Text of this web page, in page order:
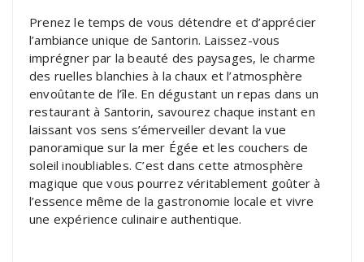
Prenez le temps de vous détendre et d’apprécier
l’ambiance unique de Santorin. Laissez-vous
imprégner par la beauté des paysages, le charme
des ruelles blanchies à la chaux et l’atmosphère
envoûtante de l’île. En dégustant un repas dans un
restaurant à Santorin, savourez chaque instant en
laissant vos sens s’émerveiller devant la vue
panoramique sur la mer Égée et les couchers de
soleil inoubliables. C’est dans cette atmosphère
magique que vous pourrez véritablement goûter à
l’essence même de la gastronomie locale et vivre
une expérience culinaire authentique.